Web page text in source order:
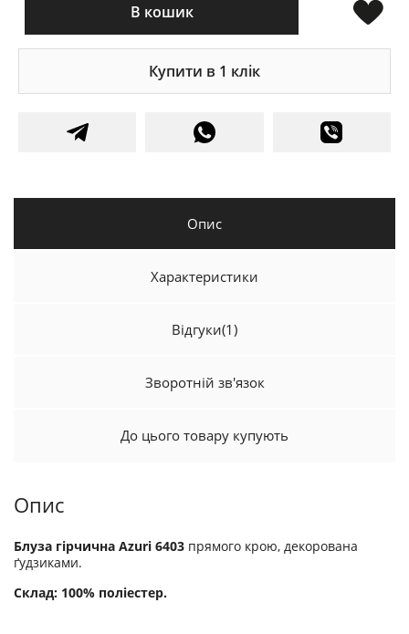
В кошик
Купити в 1 клік
Опис
Характеристики
Відгуки(1)
Зворотній зв'язок
До цього товару купують
Опис
Блуза гірчична Azuri 6403 прямого крою, декорована
ґудзиками.
Склад: 100% поліестер.